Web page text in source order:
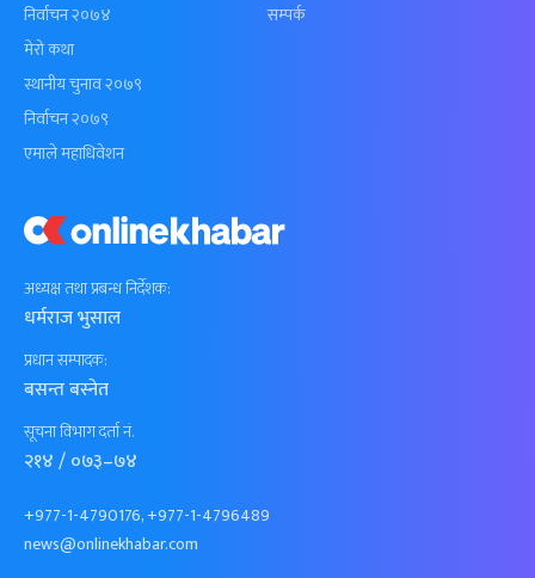
अध्यक्ष तथा प्रबन्ध निर्देशक:
धर्मराज भुसाल
प्रधान सम्पादक:
बसन्त बस्नेत
सूचना विभाग दर्ता नं.
२१४ / ०७३–७४
+977-1-4790176, +977-1-4796489
news@onlinekhabar.com
निर्वाचन २०७४
मेरो कथा
स्थानीय चुनाव २०७९
निर्वाचन २०७९
एमाले महाधिवेशन
सम्पर्क